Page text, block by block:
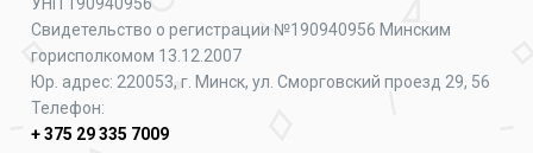
Свидетельство о регистрации №190940956 Минским
горисполкомом 13.12.2007
Юр. адрес: 220053, г. Минск, ул. Сморговский проезд 29, 56
Телефон:
+ 375 29 335 7009